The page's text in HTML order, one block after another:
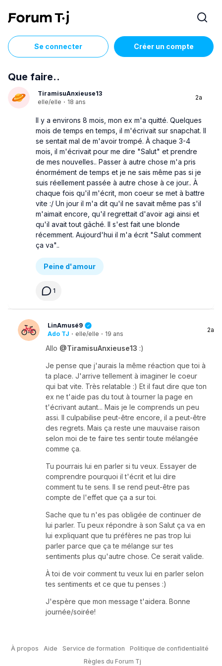
Se connecter Créer un compte
Que faire..
TiramisuAnxieuse13
elle/elle · 18 ans
2a
Il y a environs 8 mois, mon ex m'a quitté. Quelques
mois de temps en temps, il m'écrivait sur snapchat. Il
se sentait mal de m'avoir trompé. À chaque 3-4
mois, il m'écrivait pour me dire "Salut" et prendre
de mes nouvelles.. Passer à autre chose m'a pris
énormément de temps et je ne sais même pas si je
suis réellement passée à autre chose à ce jour.. À
chaque fois qu'il m'écrit, mon coeur se met à battre
vite :/ Un jour il m'a dit qu'il ne savait même pas s'il
m'aimait encore, qu'il regrettait d'avoir agi ainsi et
qu'il avait tout gâché. Il s'est fait une blonde
récemment. Aujourd'hui il m'a écrit "Salut comment
ça va"..
Peine d'amour
1
LinAmusé9
Ado TJ · elle/elle · 19 ans
2a
Allo @TiramisuAnxieuse13 :)
Je pense que j'aurais la même réaction que toi à
ta place. J'arrive tellement à imaginer le coeur
qui bat vite. Très relatable :) Et il faut dire que ton
ex ne t'aide pas du tout à tourner la page en
t'écrivant autant... Mais je le comprends un peu
assi. Il culpabilise peut-être encore, il a peut-être
des regrets. Mais ça reste une mauvaise raison
selon moi de te faire tes sentir toute mélangée
comme ça.
Tu pourrais lui en parler si tu veux. Essayer de
comprendre pourquoi il t'écrit et lui dire
comment tu te sens. Il se rend peut-être pas
compte de l'effet que ça a sur toi.
Sache que tu n'es pas obligée de continuer de
lui parler. Tu peux répondre à son Salut ça va en
lui expliquant que tu préfères ne pas trop lui
parler parce que ça te mélange sur tes
sentiments plus qu'autre chose. Ce serait valide.
À toi de voir comment tu veux lui en parler selon
tes sentiments et ce que tu penses :)
J'espère que mon message t'aidera. Bonne
journée/soirée!
À propos Aide Service de formation
Politique de confidentialité
Règles du Forum Tj